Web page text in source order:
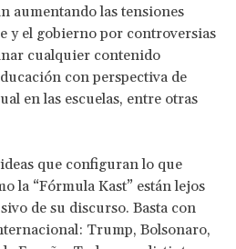
aumentando las tensiones
y el gobierno por controversias
cualquier contenido
con perspectiva de
en las escuelas, entre otras
que configuran lo que
la “Fórmula Kast” están lejos
de su discurso. Basta con
Trump, Bolsonaro,